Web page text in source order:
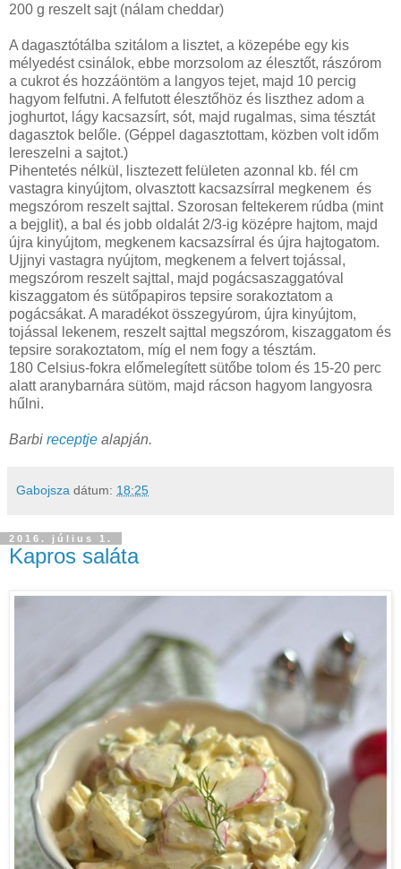
200 g reszelt sajt (nálam cheddar)
A dagasztótálba szitálom a lisztet, a közepébe egy kis
mélyedést csinálok, ebbe morzsolom az élesztőt, rászórom
a cukrot és hozzáöntöm a langyos tejet, majd 10 percig
hagyom felfutni. A felfutott élesztőhöz és liszthez adom a
joghurtot, lágy kacsazsírt, sót, majd rugalmas, sima tésztát
dagasztok belőle. (Géppel dagasztottam, közben volt időm
lereszelni a sajtot.)
Pihentetés nélkül, lisztezett felületen azonnal kb. fél cm
vastagra kinyújtom, olvasztott kacsazsírral megkenem és
megszórom reszelt sajttal. Szorosan feltekerem rúdba (mint
a bejglit), a bal és jobb oldalát 2/3-ig középre hajtom, majd
újra kinyújtom, megkenem kacsazsírral és újra hajtogatom.
Ujjnyi vastagra nyújtom, megkenem a felvert tojással,
megszórom reszelt sajttal, majd pogácsaszaggatóval
kiszaggatom és sütőpapiros tepsire sorakoztatom a
pogácsákat. A maradékot összegyúrom, újra kinyújtom,
tojással lekenem, reszelt sajttal megszórom, kiszaggatom és
tepsire sorakoztatom, míg el nem fogy a tésztám.
180 Celsius-fokra előmelegített sütőbe tolom és 15-20 perc
alatt aranybarnára sütöm, majd rácson hagyom langyosra
hűlni.
Barbi receptje alapján.
Gabojsza dátum: 18:25
2016. július 1.
Kapros saláta